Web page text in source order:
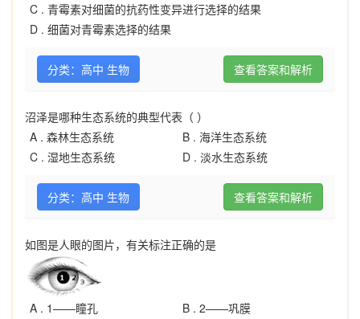
C . 青霉素对细菌的抗药性变异进行选择的结果
D . 细菌对青霉素选择的结果
分类：高中 生物 查看答案和解析
沼泽是哪种生态系统的典型代表（ ）
A . 森林生态系统 B . 海洋生态系统
C . 湿地生态系统 D . 淡水生态系统
分类：高中 生物 查看答案和解析
如图是人眼的图片，有关标注正确的是
A . 1——瞳孔 B . 2——巩膜